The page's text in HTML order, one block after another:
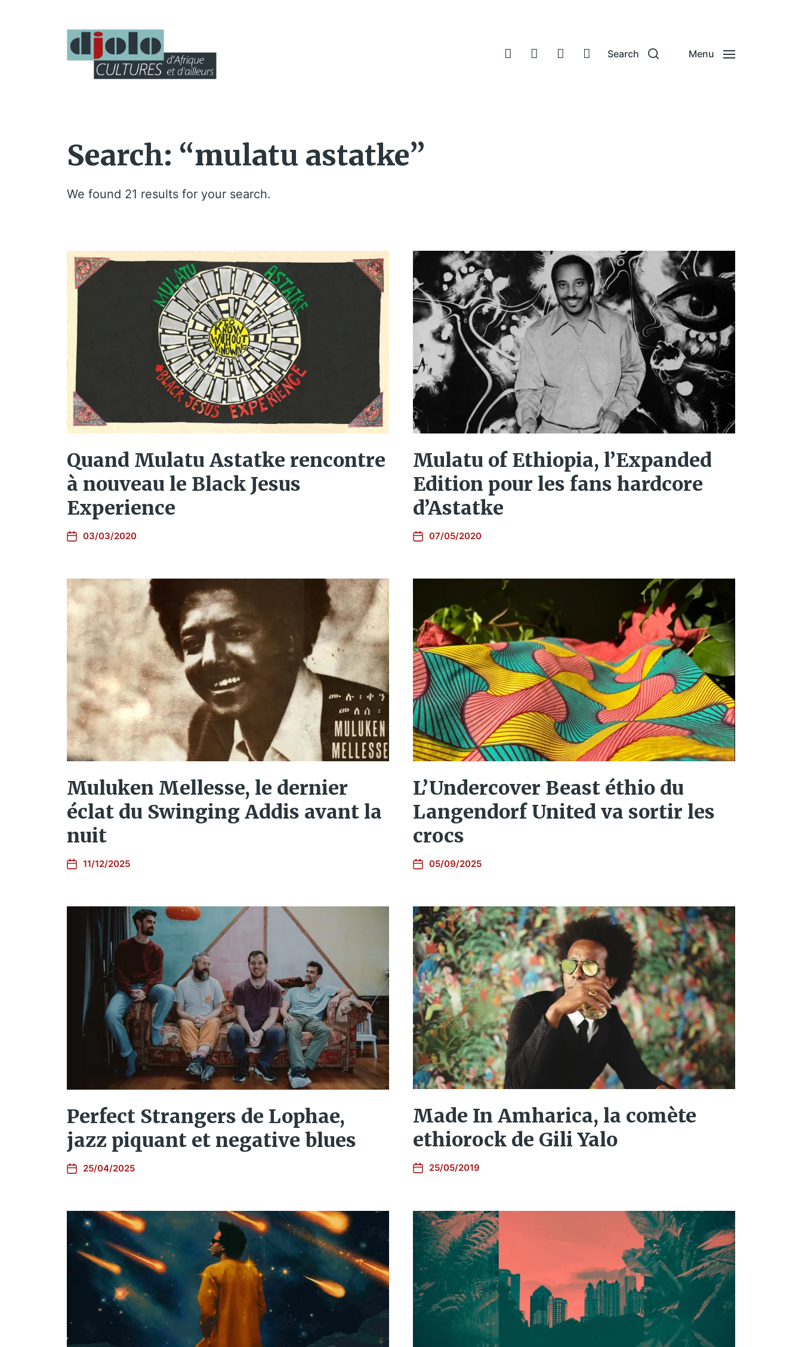
Search Menu
Search: “mulatu astatke”
We found 21 results for your search.
Quand Mulatu Astatke rencontre
à nouveau le Black Jesus
Experience
03/03/2020
Mulatu of Ethiopia, l’Expanded
Edition pour les fans hardcore
d’Astatke
07/05/2020
Muluken Mellesse, le dernier
éclat du Swinging Addis avant la
nuit
11/12/2025
L’Undercover Beast éthio du
Langendorf United va sortir les
crocs
05/09/2025
Perfect Strangers de Lophae,
jazz piquant et negative blues
25/04/2025
Made In Amharica, la comète
ethiorock de Gili Yalo
25/05/2019